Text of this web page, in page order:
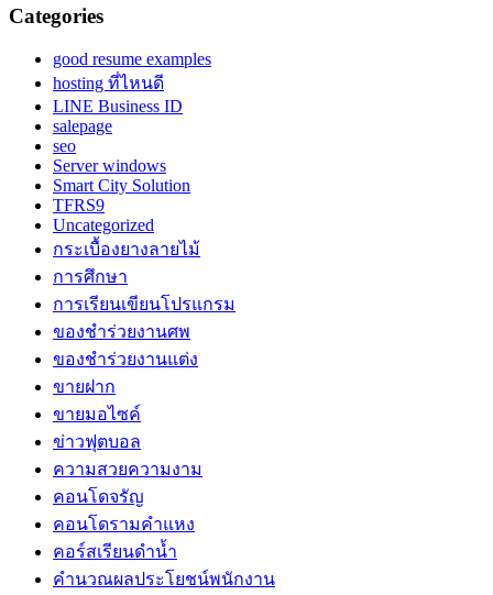
Categories
good resume examples
hosting ที่ไหนดี
LINE Business ID
salepage
seo
Server windows
Smart City Solution
TFRS9
Uncategorized
กระเบื้องยางลายไม้
การศึกษา
การเรียนเขียนโปรแกรม
ของชำร่วยงานศพ
ของชำร่วยงานแต่ง
ขายฝาก
ขายมอไซค์
ข่าวฟุตบอล
ความสวยความงาม
คอนโดจรัญ
คอนโดรามคำแหง
คอร์สเรียนดำน้ำ
คำนวณผลประโยชน์พนักงาน